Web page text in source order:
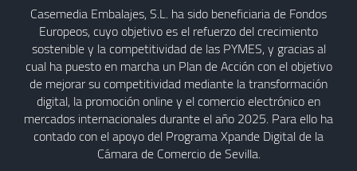
Casemedia Embalajes, S.L. ha sido beneficiaria de Fondos
Europeos, cuyo objetivo es el refuerzo del crecimiento
sostenible y la competitividad de las PYMES, y gracias al
cual ha puesto en marcha un Plan de Acción con el objetivo
de mejorar su competitividad mediante la transformación
digital, la promoción online y el comercio electrónico en
mercados internacionales durante el año 2025. Para ello ha
contado con el apoyo del Programa Xpande Digital de la
Cámara de Comercio de Sevilla.